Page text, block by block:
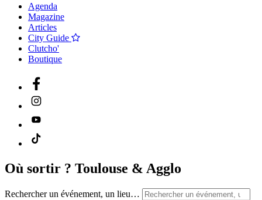
Agenda
Magazine
Articles
City Guide
Clutcho'
Boutique
Où sortir ? Toulouse & Agglo
Rechercher un événement, un lieu…